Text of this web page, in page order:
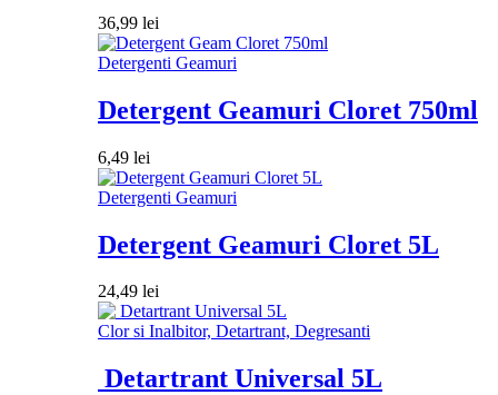
36,99 lei
Detergenti Geamuri
Detergent Geamuri Cloret 750ml
6,49 lei
Detergenti Geamuri
Detergent Geamuri Cloret 5L
24,49 lei
Clor si Inalbitor, Detartrant, Degresanti
Detartrant Universal 5L